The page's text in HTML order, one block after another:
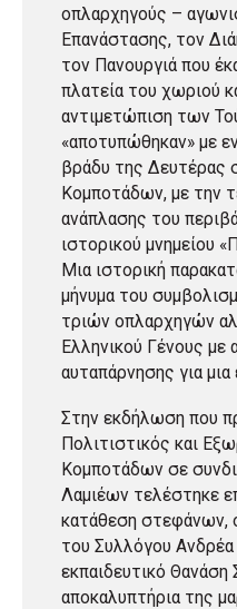
οπλαρχηγούς –
Επανάστασης, τον
τον Πανουργιά που
πλατεία του χωριού
αντιμετώπιση των
«αποτυπώθηκαν» με
βράδυ της Δευτέρας
Κομποτάδων, με την
ανάπλασης του
ιστορικού μνημείου
Μια ιστορική
μήνυμα του
τριών οπλαρχηγών
Ελληνικού Γένους με
αυταπάρνησης για
Στην εκδήλωση που
Πολιτιστικός και
Κομποτάδων σε
Λαμιέων τελέστηκε
κατάθεση στεφάνων,
του Συλλόγου Ανδρέα
εκπαιδευτικό Θανάση
αποκαλυπτήρια της